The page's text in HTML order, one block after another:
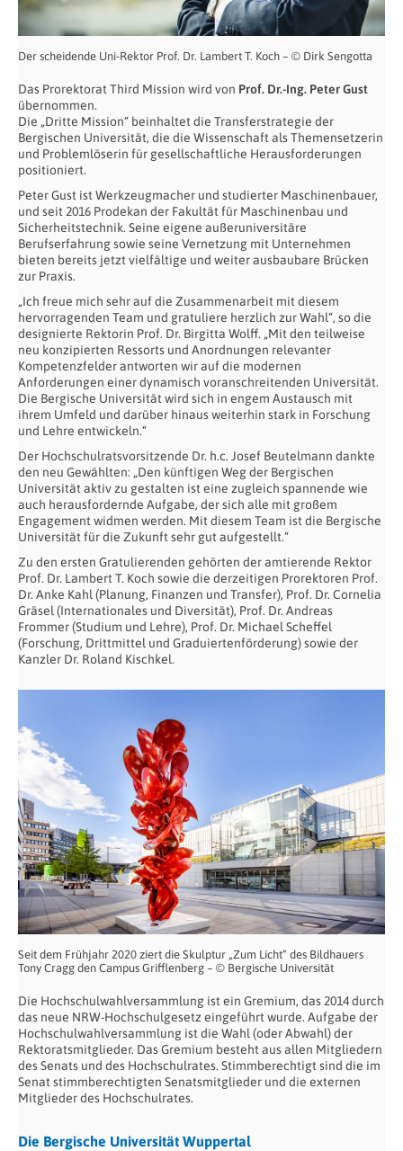
Der scheidende Uni-Rektor Prof. Dr. Lambert T. Koch – © Dirk Sengotta
Das Prorektorat Third Mission wird von Prof. Dr.-Ing. Peter Gust
übernommen.
Die „Dritte Mission“ beinhaltet die Transferstrategie der
Bergischen Universität, die die Wissenschaft als Themensetzerin
und Problemlöserin für gesellschaftliche Herausforderungen
positioniert.
Peter Gust ist Werkzeugmacher und studierter Maschinenbauer,
und seit 2016 Prodekan der Fakultät für Maschinenbau und
Sicherheitstechnik. Seine eigene außeruniversitäre
Berufserfahrung sowie seine Vernetzung mit Unternehmen
bieten bereits jetzt vielfältige und weiter ausbaubare Brücken
zur Praxis.
„Ich freue mich sehr auf die Zusammenarbeit mit diesem
hervorragenden Team und gratuliere herzlich zur Wahl“, so die
designierte Rektorin Prof. Dr. Birgitta Wolff. „Mit den teilweise
neu konzipierten Ressorts und Anordnungen relevanter
Kompetenzfelder antworten wir auf die modernen
Anforderungen einer dynamisch voranschreitenden Universität.
Die Bergische Universität wird sich in engem Austausch mit
ihrem Umfeld und darüber hinaus weiterhin stark in Forschung
und Lehre entwickeln.“
Der Hochschulratsvorsitzende Dr. h.c. Josef Beutelmann dankte
den neu Gewählten: „Den künftigen Weg der Bergischen
Universität aktiv zu gestalten ist eine zugleich spannende wie
auch herausfordernde Aufgabe, der sich alle mit großem
Engagement widmen werden. Mit diesem Team ist die Bergische
Universität für die Zukunft sehr gut aufgestellt.“
Zu den ersten Gratulierenden gehörten der amtierende Rektor
Prof. Dr. Lambert T. Koch sowie die derzeitigen Prorektoren Prof.
Dr. Anke Kahl (Planung, Finanzen und Transfer), Prof. Dr. Cornelia
Gräsel (Internationales und Diversität), Prof. Dr. Andreas
Frommer (Studium und Lehre), Prof. Dr. Michael Scheffel
(Forschung, Drittmittel und Graduiertenförderung) sowie der
Kanzler Dr. Roland Kischkel.
Seit dem Frühjahr 2020 ziert die Skulptur „Zum Licht“ des Bildhauers
Tony Cragg den Campus Grifflenberg – © Bergische Universität
Die Hochschulwahlversammlung ist ein Gremium, das 2014 durch
das neue NRW-Hoch­schulgesetz eingeführt wurde. Aufgabe der
Hochschulwahlversammlung ist die Wahl (oder Abwahl) der
Rektoratsmitglieder. Das Gremium besteht aus allen Mitgliedern
des Senats und des Hochschulrates. Stimmberechtigt sind die im
Senat stimmberechtigten Senats­mitglieder und die externen
Mitglieder des Hochschulrates.
Die Bergische Universität Wuppertal